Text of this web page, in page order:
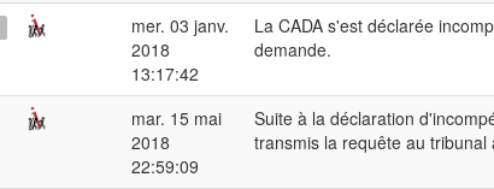
mer. 03 janv.
2018
13:17:42
La CADA s'est déclarée
demande.
mar. 15 mai
2018
22:59:09
Suite à la déclaration
transmis la requête au tribunal